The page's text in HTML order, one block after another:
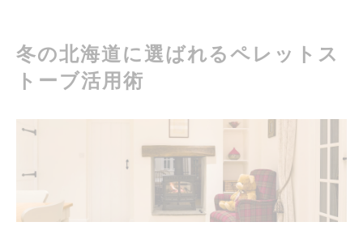
積雪時の冷気対策は窓と玄関が重要ポイント
空気循環と暖房効率を高めるペレットストーブ
雪対策も考慮した燃料の保管工夫
ペレットストーブ導入前に知るべき寒さ対策
寒さ対策に最適なペレットストーブの特徴
高断熱住宅とペレットストーブの相性の良さ
冬の北海道に選ばれるペレットス
トーブ活用術